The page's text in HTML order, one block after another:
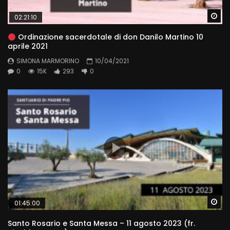
02:21:10
Ordinazione sacerdotale di don Danilo Martino 10
aprile 2021
SIMONA MARMORINO
10/04/2021
0
15K 293 0
01:45:00
Santo Rosario e Santa Messa – 11 agosto 2023 (fr.